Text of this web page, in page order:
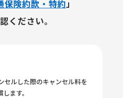
保険約款・特約」
ください。
セルした際のキャンセル料を
します。